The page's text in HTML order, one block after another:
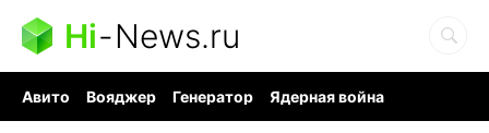
Hi-News.ru
Авито Вояджер Генератор
Ядерная война